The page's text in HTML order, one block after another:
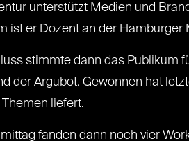
unterstützt Medien und
ist er Dozent an der Hamburger
stimmte dann das Publikum
der Argubot. Gewonnen hat
liefert.
fanden dann noch vier